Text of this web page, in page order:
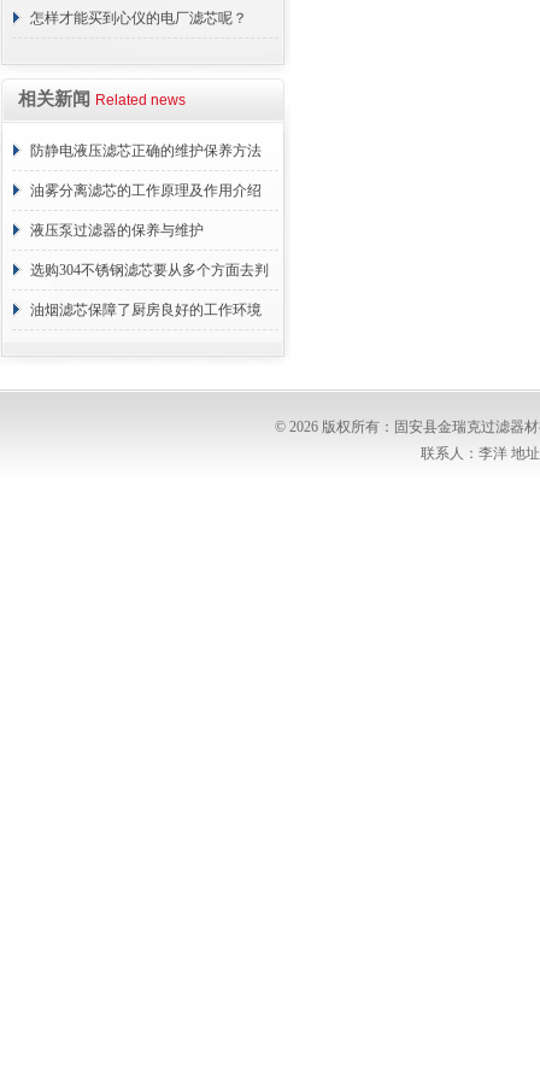
怎样才能买到心仪的电厂滤芯呢？
相关新闻 Related news
防静电液压滤芯正确的维护保养方法
油雾分离滤芯的工作原理及作用介绍
液压泵过滤器的保养与维护
选购304不锈钢滤芯要从多个方面去判
断
油烟滤芯保障了厨房良好的工作环境
© 2026 版权所有：固安县金瑞克过滤器
联系人：李洋 地